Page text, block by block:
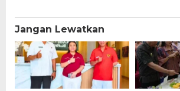
Jangan Lewatkan